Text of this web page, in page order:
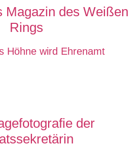
Magazin des Weißen
Rings
Höhne wird Ehrenamt
der